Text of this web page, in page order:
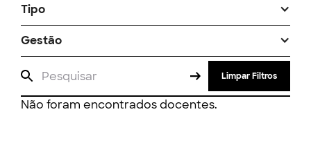
Tipo
Gestão
Limpar Filtros
Não foram encontrados docentes.